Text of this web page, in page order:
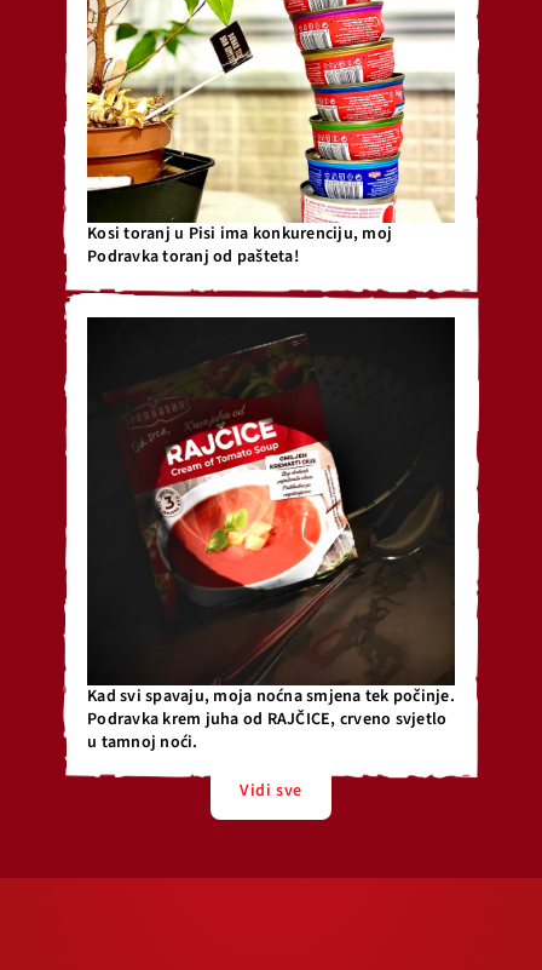
Kosi toranj u Pisi ima konkurenciju, moj
Podravka toranj od pašteta!
Kad svi spavaju, moja noćna smjena tek počinje.
Podravka krem juha od RAJČICE, crveno svjetlo
u tamnoj noći.
Vidi sve